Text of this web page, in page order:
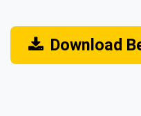
Download